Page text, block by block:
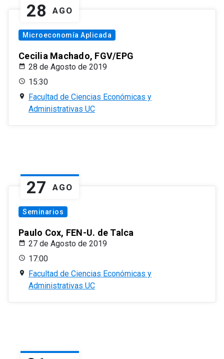
28 AGO
Microeconomía Aplicada
Cecilia Machado, FGV/EPG
28 de Agosto de 2019
15:30
Facultad de Ciencias Económicas y
Administrativas UC
27 AGO
Seminarios
Paulo Cox, FEN-U. de Talca
27 de Agosto de 2019
17:00
Facultad de Ciencias Económicas y
Administrativas UC